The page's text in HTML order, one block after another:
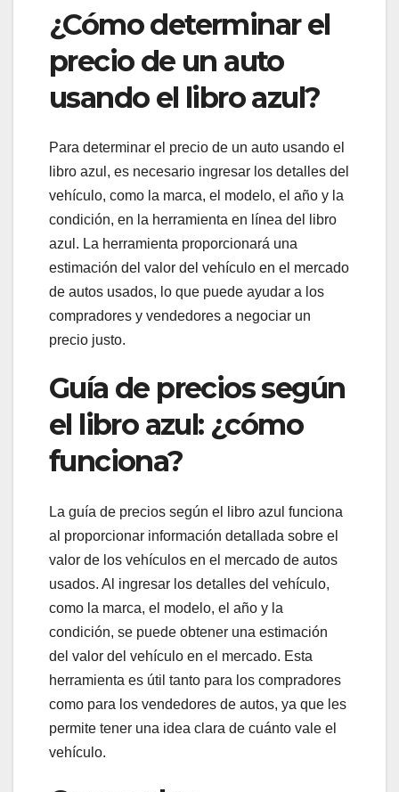
¿Cómo determinar el
precio de un auto
usando el libro azul?
Para determinar el precio de un auto usando el
libro azul, es necesario ingresar los detalles del
vehículo, como la marca, el modelo, el año y la
condición, en la herramienta en línea del libro
azul. La herramienta proporcionará una
estimación del valor del vehículo en el mercado
de autos usados, lo que puede ayudar a los
compradores y vendedores a negociar un
precio justo.
Guía de precios según
el libro azul: ¿cómo
funciona?
La guía de precios según el libro azul funciona
al proporcionar información detallada sobre el
valor de los vehículos en el mercado de autos
usados. Al ingresar los detalles del vehículo,
como la marca, el modelo, el año y la
condición, se puede obtener una estimación
del valor del vehículo en el mercado. Esta
herramienta es útil tanto para los compradores
como para los vendedores de autos, ya que les
permite tener una idea clara de cuánto vale el
vehículo.